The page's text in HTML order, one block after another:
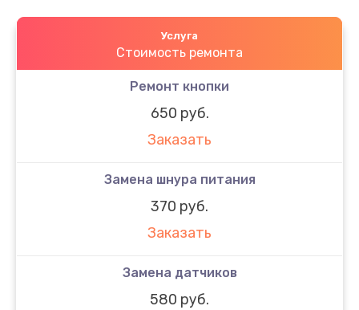
Услуга
Стоимость ремонта
Ремонт кнопки
650 руб.
Заказать
Замена шнура питания
370 руб.
Заказать
Замена датчиков
580 руб.